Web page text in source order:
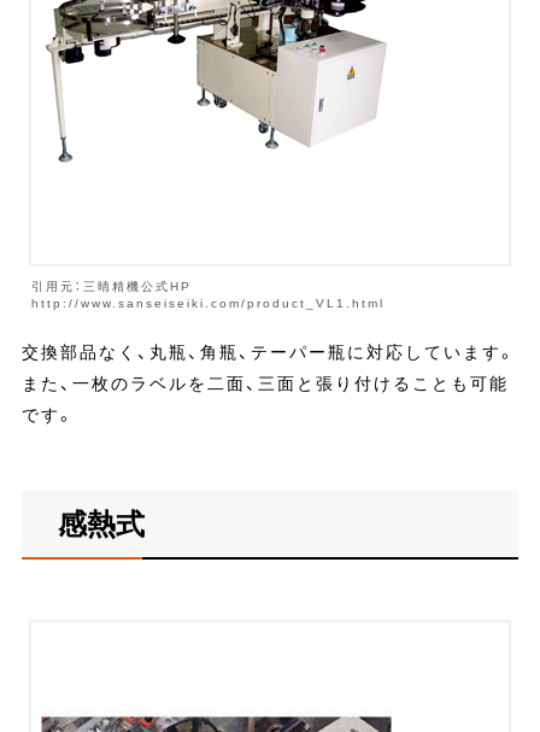
引用元：三晴精機公式HP
http://www.sanseiseiki.com/product_VL1.html
交換部品なく、丸瓶、角瓶、テーパー瓶に対応しています。
また、一枚のラベルを二面、三面と張り付けることも可能
です。
感熱式